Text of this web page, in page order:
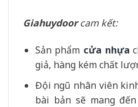
Giahuydoorcam kết:
Sản phẩm cửa nhựa
giả, hàng kém chất
Đội ngũ nhân viên
bài bản sẽ mang